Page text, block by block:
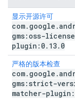
显示开源许可
com. google .
gms:oss-
plugin:0. 13. 0
严格的版本检查
com. google .
gms:strict-
matcher-